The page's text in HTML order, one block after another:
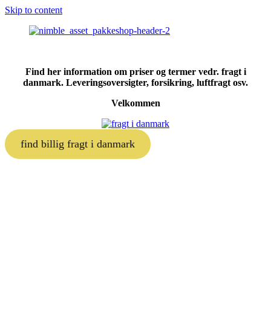
Skip to content
Find her information om priser og termer vedr. fragt i
danmark. Leveringsoversigter, forsikring, luftfragt osv.
Velkommen
find billig fragt i danmark